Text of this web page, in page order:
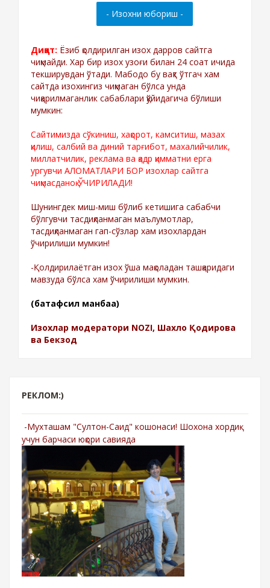
Диққат: Ёзиб қолдирилган изох дарров сайтга
чиқмайди. Хар бир изох узоғи билан 24 соат ичида
текширувдан ўтади. Мабодо бу вақт ўтгач хам
сайтда изохингиз чиқмаган бўлса унда
чиқарилмаганлик сабаблари қўйидагича бўлиши
мумкин:
Сайтимизда сўкиниш, хақорот, камситиш, мазах
қилиш, салбий ва диний тарғибот, махалийчилик,
миллатчилик, реклама ва қадр қимматни ерга
ургувчи АЛОМАТЛАРИ БОР изохлар сайтга
чиқмасданоқ ЎЧИРИЛАДИ!
Шунингдек миш-миш бўлиб кетишига сабабчи
бўлгувчи тасдиқланмаган маълумотлар,
тасдиқланмаган гап-сўзлар хам изохлардан
ўчирилиши мумкин!
-Қолдирилаётган изох ўша мақоладан ташқаридаги
мавзуда бўлса хам ўчирилиши мумкин.
(батафсил манбаа)
Изохлар модератори NOZI, Шахло Қодирова
ва Бекзод
РЕКЛОМ:)
-Мухташам "Султон-Саид" кошонаси! Шохона хордиқ
учун барчаси юқори савияда